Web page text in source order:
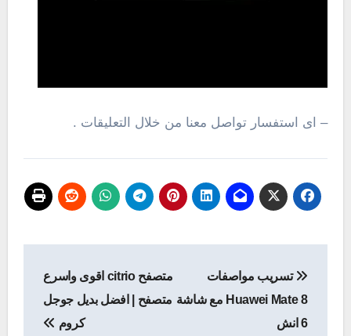
– اى استفسار تواصل معنا من خلال التعليقات .
المقالات
تسريب مواصفات
Huawei Mate 8 مع شاشة
6 انش
متصفح citrio اقوى واسرع
متصفح | افضل بديل جوجل
كروم